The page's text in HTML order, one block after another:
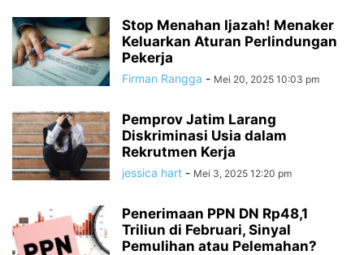
Stop Menahan Ijazah! Menaker
Keluarkan Aturan Perlindungan
Pekerja
Firman Rangga - Mei 20, 2025 10:03 pm
Pemprov Jatim Larang
Diskriminasi Usia dalam
Rekrutmen Kerja
jessica hart - Mei 3, 2025 12:20 pm
Penerimaan PPN DN Rp48,1
Triliun di Februari, Sinyal
Pemulihan atau Pelemahan?